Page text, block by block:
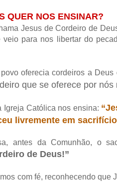
QUER NOS ENSINAR?
Jesus de Cordeiro de
veio para nos libertar do
oferecia cordeiros a Deus
que se oferece por nós
Igreja Católica nos ensina:
livremente em
antes da Comunhão, o
de Deus!”
com fé, reconhecendo que